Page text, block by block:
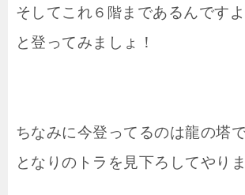
そしてこれ ６階まであるんです
と登ってみましょ！
ちなみに今登ってるのは龍の塔で
となりのトラを見下ろしてやりま